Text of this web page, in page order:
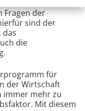
Fragen der
sind der
das
die
für
der Wirtschaft
immer mehr zu
Mit diesem